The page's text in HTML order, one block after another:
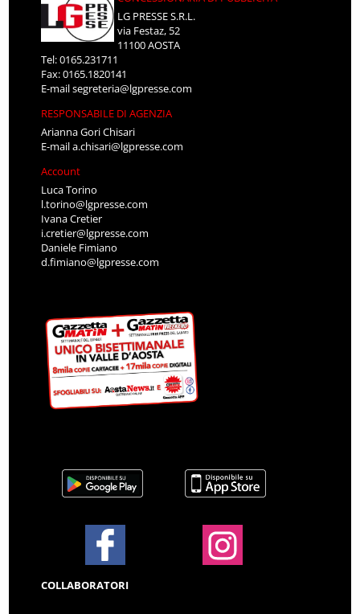
LG PRESSE S.R.L.
via Festaz, 52
11100 AOSTA
Tel: 0165.231711
Fax: 0165.1820141
E-mailsegreteria@lgpresse.com
RESPONSABILE DI AGENZIA
Arianna Gori Chisari
E-maila.chisari@lgpresse.com
Account
Luca Torino
l.torino@lgpresse.com
Ivana Cretier
i.cretier@lgpresse.com
Daniele Fimiano
d.fimiano@lgpresse.com
COLLABORATORI